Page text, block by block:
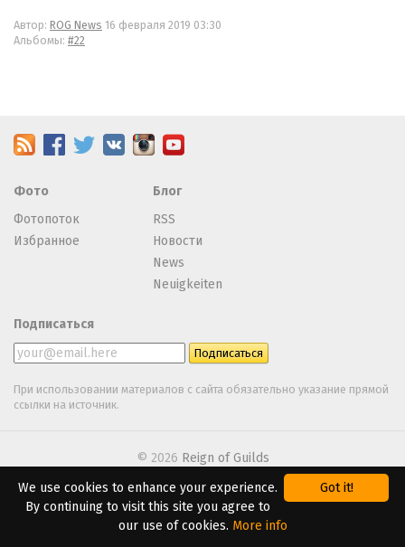
Автор: ROG News 16 февраля 2019 03:30
Альбомы: #22
Фото
Фотопоток
Избранное
Блог
RSS
Новости
News
Neuigkeiten
Подписаться
При использовании материалов с сайта обязательно указание прямой
ссылки на источник.
© 2026 Reign of Guilds
We are usingWebasyst Got it!
We use cookies to enhance your experience.
By continuing to visit this site you agree to
our use of cookies. More info